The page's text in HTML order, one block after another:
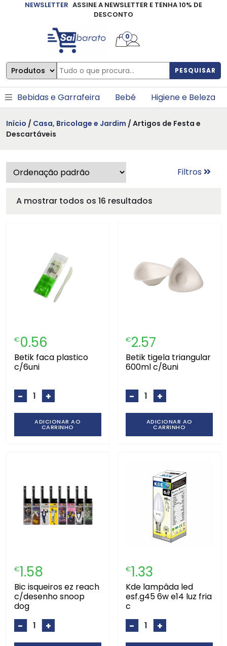
NEWSLETTER ASSINE A NEWSLETTER E TENHA 10% DE
DESCONTO
PESQUISAR
0
Bebidas e Garrafeira Bebé Higiene e Beleza
Início / Casa, Bricolage e Jardim / Artigos de Festa e
Descartáveis
Filtros
A mostrar todos os 16 resultados
€0.56
betik faca plastico
c/6uni
- +
ADICIONAR AO
CARRINHO
€2.57
betik tigela triangular
600ml c/8uni
- +
ADICIONAR AO
CARRINHO
€1.58
bic isqueiros ez reach
c/desenho snoop
dog
- +
€1.33
kde lampâda led
esf.g45 6w e14 luz fria
c
- +